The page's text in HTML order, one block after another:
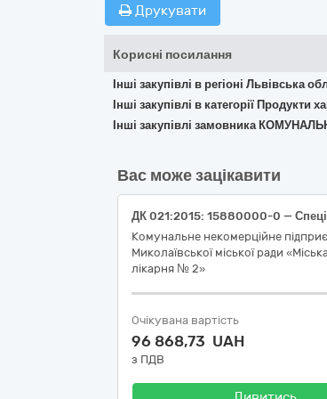
Друкувати
Корисні посилання
Інші закупівлі в регіоні Львівська
Інші закупівлі в категорії
Інші закупівлі замовника
Вас може зацікавити
Комунальне некомерційне
Миколаївської міської ради
лікарня № 2»
Очікувана вартість
96 868,73 UAH
з ПДВ